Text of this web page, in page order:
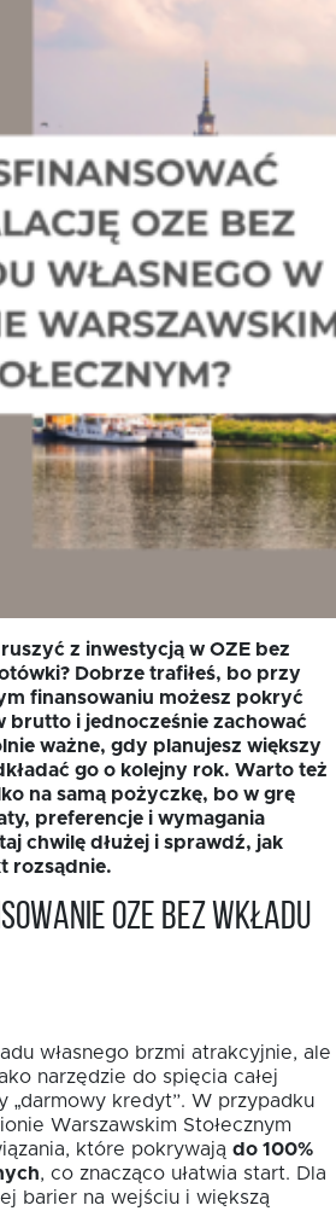
z inwestycją w OZE bez
Dobrze trafiłeś, bo przy
finansowaniu możesz pokryć
brutto i jednocześnie zachować
ważne, gdy planujesz większy
go o kolejny rok. Warto też
na samą pożyczkę, bo w grę
preferencje i wymagania
chwilę dłużej i sprawdź, jak
rozsądnie.
OZE bez wkładu
własnego brzmi atrakcyjnie, ale
narzędzie do spięcia całej
„darmowy kredyt”. W przypadku
Warszawskim Stołecznym
które pokrywają do 100%
, co znacząco ułatwia start. Dla
barier na wejściu i większą